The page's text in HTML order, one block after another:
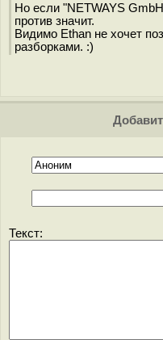
Но если "NETWAYS
против значит.
Видимо Ethan не хочет
разборками. :)
Текст: